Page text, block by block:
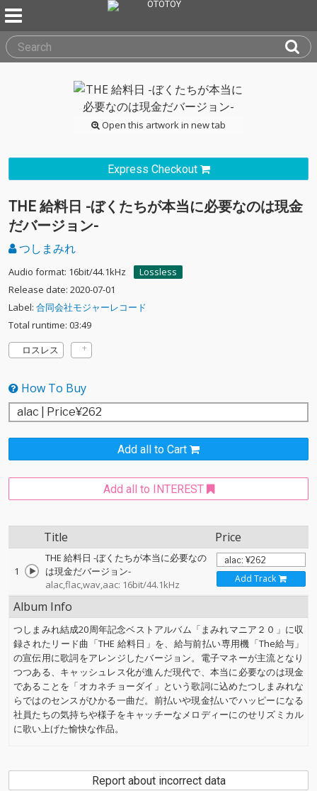
Open this artwork in new tab
Express Checkout
THE 給料日 -ぼくたちが本当に必要なのは現金
だバージョン-
つしまみれ
Audio format: 16bit/44.1kHz
Lossless
Release date: 2020-07-01
Label: 合同会社モジャーレコード
Total runtime: 03:49
ロスレス
How To Buy
Add all to Cart
Add all to INTEREST
Title Price
1
THE 給料日 -ぼくたちが本当に必要なの
は現金だバージョン-
alac,flac,wav,aac: 16bit/44.1kHz
Add Track
Album Info
つしまみれ結成20周年記念ベストアルバム「まみれマニア２０」に収
録されたリード曲「THE 給料日」を、給与前払い専用機「The給与」
の宣伝用に歌詞をアレンジしたバージョン。電子マネーが主流となり
つつある、キャッシュレス化が進んだ現代で、本当に必要なのは現金
であることを「オカネチョーダイ」という歌詞に込めたつしまみれな
らではのセンスがひかる一曲だ。前払いや現金払いでハッピーになる
社員たちの気持ちや様子をキャッチーなメロディーにのせリズミカル
に歌い上げた愉快な作品。
Report about incorrect data